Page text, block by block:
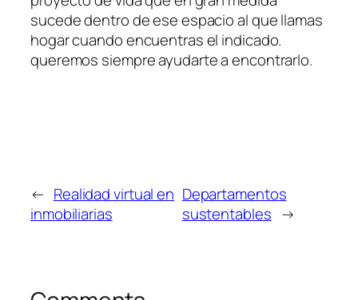
sucede dentro de ese espacio al que llamas
hogar cuando encuentras el indicado.
queremos siempre ayudarte a encontrarlo.
← Realidad virtual en
inmobiliarias
Departamentos
sustentables →